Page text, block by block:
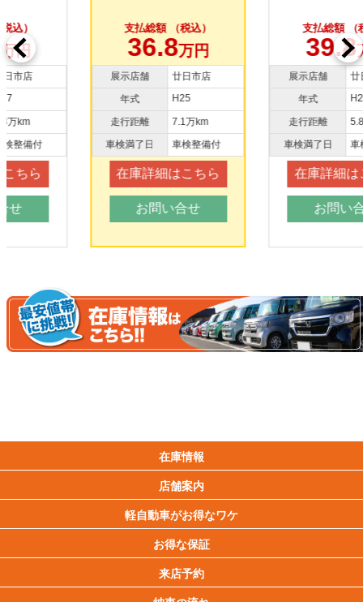
支払総額 （税込）
万円
廿日市店
7.1万km
車検満了日
車検整備付
在庫詳細はこちら
支払総額 （税込）
万円
廿日市店
5.8万km
車検満了日
車検整備付
在庫詳細はこちら
在庫情報
店舗案内
軽自動車がお得なワケ
お得な保証
来店予約